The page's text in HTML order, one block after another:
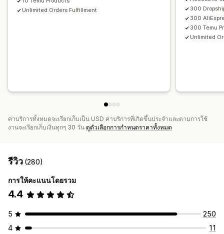
Unlimited Orders Fulfillment
300
300
300 Temu
Unlimited
ค่าบริการทั้งหมดจะเรียกเก็บเป็น USD ค่าบริการที่เกิดขึ้นประจำและตามการใช้
งานจะเรียกเก็บเงินทุกๆ 30 วัน ดูตัวเลือกการกำหนดราคาทั้งหมด
รีวิว (280)
การให้คะแนนโดยรวม
4.4
5
250
4
11